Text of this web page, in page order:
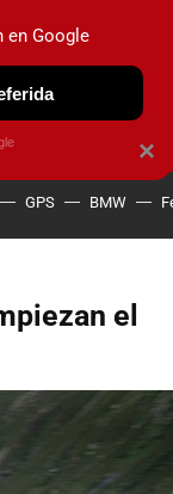
GPS BMW
el
×
en Google